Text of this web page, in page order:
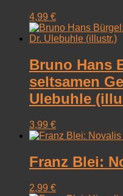
4,99 €
Bruno Hans
seltsamen
Ulebuhle
3,99 €
Franz Blei:
2,99 €